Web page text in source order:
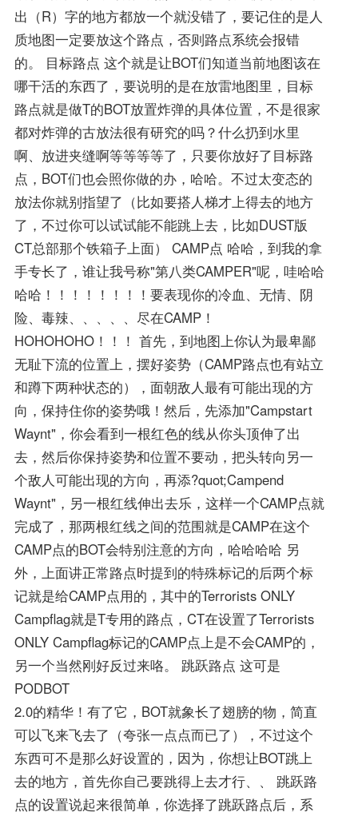
出（R）字的地方都放一个就没错了，要记住的是人
质地图一定要放这个路点，否则路点系统会报错
的。 目标路点 这个就是让BOT们知道当前地图该在
哪干活的东西了，要说明的是在放雷地图里，目标
路点就是做T的BOT放置炸弹的具体位置，不是很家
都对炸弹的古放法很有研究的吗？什么扔到水里
啊、放进夹缝啊等等等等了，只要你放好了目标路
点，BOT们也会照你做的办，哈哈。不过太变态的
放法你就别指望了（比如要搭人梯才上得去的地方
了，不过你可以试试能不能跳上去，比如DUST版
CT总部那个铁箱子上面） CAMP点 哈哈，到我的拿
手专长了，谁让我号称"第八类CAMPER"呢，哇哈哈
哈哈！！！！！！！！要表现你的冷血、无情、阴
险、毒辣、、、、、尽在CAMP！
HOHOHOHO！！！ 首先，到地图上你认为最卑鄙
无耻下流的位置上，摆好姿势（CAMP路点也有站立
和蹲下两种状态的），面朝敌人最有可能出现的方
向，保持住你的姿势哦！然后，先添加"Campstart
Waynt"，你会看到一根红色的线从你头顶伸了出
去，然后你保持姿势和位置不要动，把头转向另一
个敌人可能出现的方向，再添?quot;Campend
Waynt"，另一根红线伸出去乐，这样一个CAMP点就
完成了，那两根红线之间的范围就是CAMP在这个
CAMP点的BOT会特别注意的方向，哈哈哈哈 另
外，上面讲正常路点时提到的特殊标记的后两个标
记就是给CAMP点用的，其中的Terrorists ONLY
Campflag就是T专用的路点，CT在设置了Terrorists
ONLY Campflag标记的CAMP点上是不会CAMP的，
另一个当然刚好反过来咯。 跳跃路点 这可是
PODBOT
2.0的精华！有了它，BOT就象长了翅膀的物，简直
可以飞来飞去了（夸张一点点而已了），不过这个
东西可不是那么好设置的，因为，你想让BOT跳上
去的地方，首先你自己要跳得上去才行、、 跳跃路
点的设置说起来很简单，你选择了跳跃路点后，系